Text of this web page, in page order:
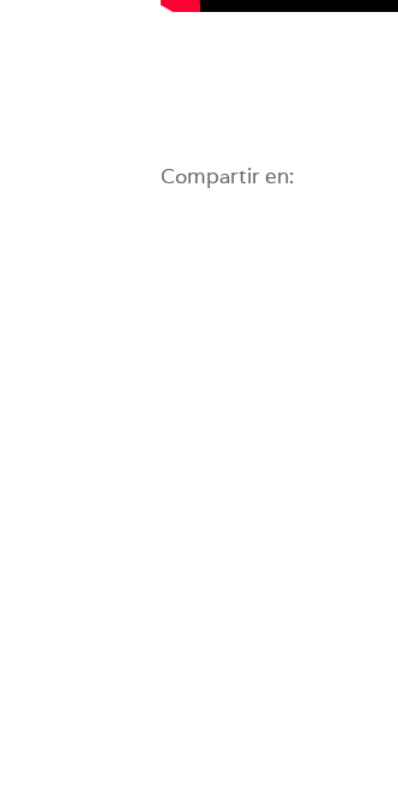
Compartir en: